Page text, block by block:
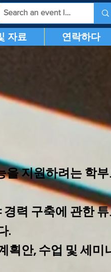
자료 연락하다
지원하려는 학
력 구축에 관한
.
안, 수업 및 세미